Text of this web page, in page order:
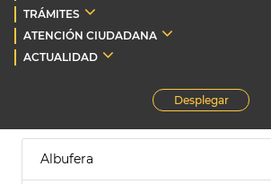
TRÁMITES
ATENCIÓN CIUDADANA
ACTUALIDAD
Desplegar
Albufera